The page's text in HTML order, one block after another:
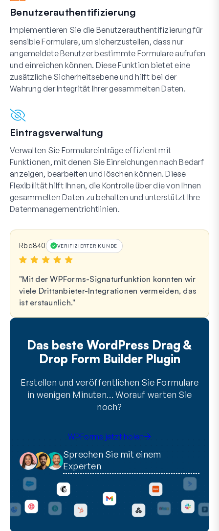
Benutzerauthentifizierung
Implementieren Sie die Benutzerauthentifizierung für
sensible Formulare, um sicherzustellen, dass nur
angemeldete Benutzer bestimmte Formulare aufrufen
und einreichen können. Diese Funktion bietet eine
zusätzliche Sicherheitsebene und hilft bei der
Wahrung der Integrität Ihrer gesammelten Daten.
Eintragsverwaltung
Verwalten Sie Formulareinträge effizient mit
Funktionen, mit denen Sie Einreichungen nach Bedarf
anzeigen, bearbeiten und löschen können. Diese
Flexibilität hilft Ihnen, die Kontrolle über die von Ihnen
gesammelten Daten zu behalten und unterstützt Ihre
Datenmanagementrichtlinien.
Rbd840 VERIFIZIERTER KUNDE
Mit der WPForms-Signaturfunktion konnten wir
viele Drittanbieter-Integrationen vermeiden, das
ist erstaunlich.
Das beste WordPress Drag &
Drop Form Builder Plugin
Erstellen und veröffentlichen Sie Formulare
in wenigen Minuten… Worauf warten Sie
noch?
WPForms jetzt holen
Sprechen Sie mit einem
Experten